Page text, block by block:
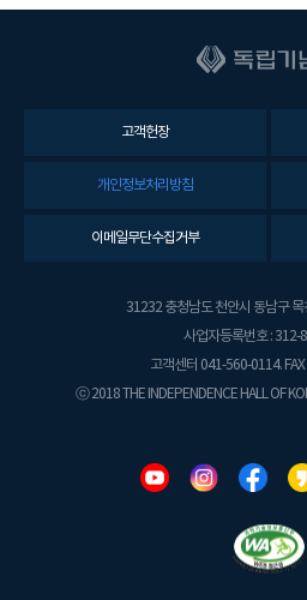
고객헌장
개인정보처리방침
이메일무단수집거부
31232 충청남도 천안시 동남구
사업자등록번호 : 312-
고객센터 041-560-0114.
ⓒ 2018 THE INDEPENDENCE HALL OF